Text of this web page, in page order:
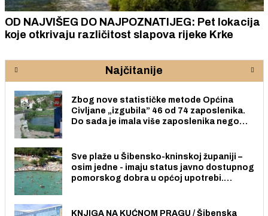
OD NAJVIŠEG DO NAJPOZNATIJEG: Pet lokacija
koje otkrivaju različitost slapova rijeke Krke
Najčitanije
Zbog nove statističke metode Općina
Civljane „izgubila” 46 od 74 zaposlenika.
Do sada je imala više zaposlenika nego
Sve plaže u Šibensko-kninskoj županiji –
osim jedne - imaju status javno dostupnog
pomorskog dobra u općoj upotrebi.
KNJIGA NA KUĆNOM PRAGU / Šibenska